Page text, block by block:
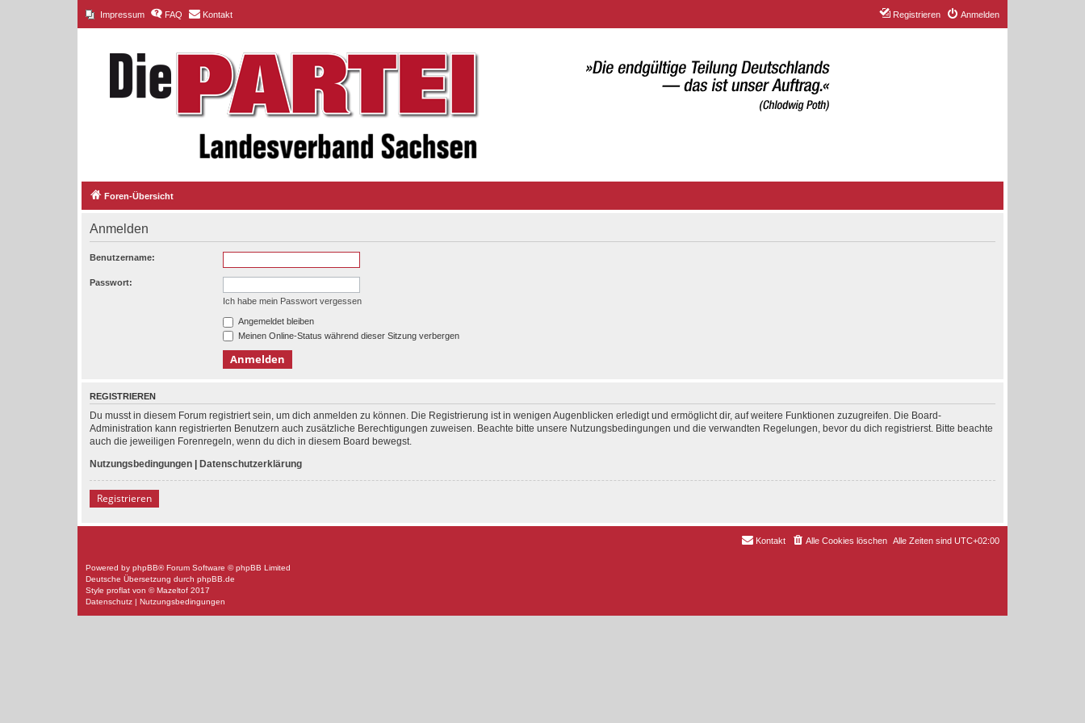
Impressum FAQ Kontakt Anmelden
Registrieren
Foren-Übersicht
Anmelden
Benutzername:
Passwort:
Ich habe mein Passwort vergessen
Angemeldet bleiben
Meinen Online-Status während dieser Sitzung verbergen
REGISTRIEREN
Du musst in diesem Forum registriert sein, um dich anmelden zu können. Die Registrierung ist in wenigen Augenblicken erledigt und ermöglicht dir, auf weitere Funktionen zuzugreifen. Die Board-
Administration kann registrierten Benutzern auch zusätzliche Berechtigungen zuweisen. Beachte bitte unsere Nutzungsbedingungen und die verwandten Regelungen, bevor du dich registrierst. Bitte beachte
auch die jeweiligen Forenregeln, wenn du dich in diesem Board bewegst.
Nutzungsbedingungen | Datenschutzerklärung
Registrieren
Alle Zeiten sind UTC+02:00
Alle Cookies löschen
Kontakt
Powered by phpBB® Forum Software © phpBB Limited
Deutsche Übersetzung durch phpBB.de
Style proflat von ©Mazeltof 2017
Datenschutz | Nutzungsbedingungen